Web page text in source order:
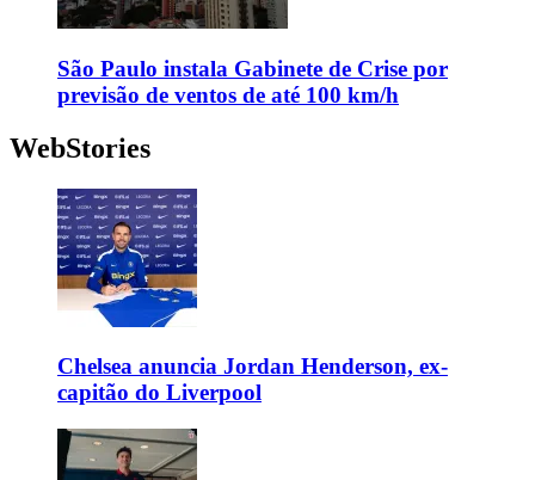
São Paulo instala Gabinete de Crise por
previsão de ventos de até 100 km/h
WebStories
Chelsea anuncia Jordan Henderson, ex-
capitão do Liverpool